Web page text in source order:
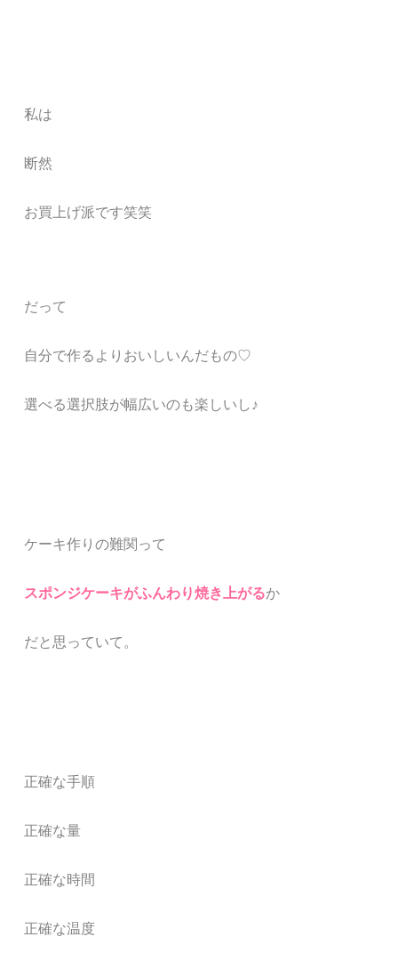
私は
断然
お買上げ派です笑笑
だって
自分で作るよりおいしいんだもの♡
選べる選択肢が幅広いのも楽しいし♪
ケーキ作りの難関って
スポンジケーキがふんわり焼き上がるか
だと思っていて。
正確な手順
正確な量
正確な時間
正確な温度